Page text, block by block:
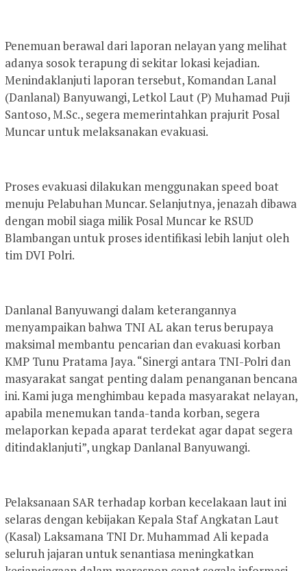
Penemuan berawal dari laporan nelayan yang melihat
adanya sosok terapung di sekitar lokasi kejadian.
Menindaklanjuti laporan tersebut, Komandan Lanal
(Danlanal) Banyuwangi, Letkol Laut (P) Muhamad Puji
Santoso, M.Sc., segera memerintahkan prajurit Posal
Muncar untuk melaksanakan evakuasi.
Proses evakuasi dilakukan menggunakan speed boat
menuju Pelabuhan Muncar. Selanjutnya, jenazah dibawa
dengan mobil siaga milik Posal Muncar ke RSUD
Blambangan untuk proses identifikasi lebih lanjut oleh
tim DVI Polri.
Danlanal Banyuwangi dalam keterangannya
menyampaikan bahwa TNI AL akan terus berupaya
maksimal membantu pencarian dan evakuasi korban
KMP Tunu Pratama Jaya. “Sinergi antara TNI-Polri dan
masyarakat sangat penting dalam penanganan bencana
ini. Kami juga menghimbau kepada masyarakat nelayan,
apabila menemukan tanda-tanda korban, segera
melaporkan kepada aparat terdekat agar dapat segera
ditindaklanjuti”, ungkap Danlanal Banyuwangi.
Pelaksanaan SAR terhadap korban kecelakaan laut ini
selaras dengan kebijakan Kepala Staf Angkatan Laut
(Kasal) Laksamana TNI Dr. Muhammad Ali kepada
seluruh jajaran untuk senantiasa meningkatkan